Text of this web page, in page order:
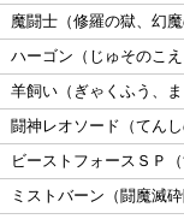
魔闘士（修羅の獄、幻魔
ハーゴン（じゅそのこえ
羊飼い（ぎゃくふう、ま
闘神レオソード（てんし
ビーストフォースＳＰ
ミストバーン（闘魔滅砕